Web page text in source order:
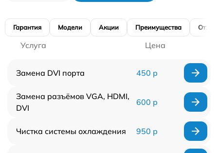
Гарантия Модели Акции Преимущества
Услуга Цена
Замена DVI порта 450 р
Замена разъёмов VGA, HDMI,
DVI
600 р
Чистка системы охлаждения 950 р